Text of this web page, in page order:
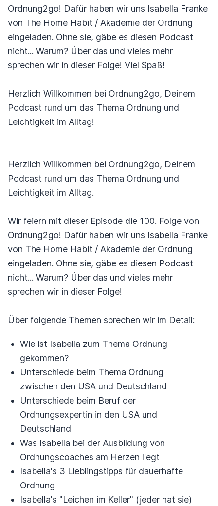
Ordnung2go! Dafür haben wir uns Isabella Franke
von The Home Habit / Akademie der Ordnung
eingeladen. Ohne sie, gäbe es diesen Podcast
nicht... Warum? Über das und vieles mehr
sprechen wir in dieser Folge! Viel Spaß!
Herzlich Willkommen bei Ordnung2go, Deinem
Podcast rund um das Thema Ordnung und
Leichtigkeit im Alltag!
Herzlich Willkommen bei Ordnung2go, Deinem
Podcast rund um das Thema Ordnung und
Leichtigkeit im Alltag.
Wir feiern mit dieser Episode die 100. Folge von
Ordnung2go! Dafür haben wir uns Isabella Franke
von The Home Habit / Akademie der Ordnung
eingeladen. Ohne sie, gäbe es diesen Podcast
nicht... Warum? Über das und vieles mehr
sprechen wir in dieser Folge!
Über folgende Themen sprechen wir im Detail:
Wie ist Isabella zum Thema Ordnung
gekommen?
Unterschiede beim Thema Ordnung
zwischen den USA und Deutschland
Unterschiede beim Beruf der
Ordnungsexpertin in den USA und
Deutschland
Was Isabella bei der Ausbildung von
Ordnungscoaches am Herzen liegt
Isabella's 3 Lieblingstipps für dauerhafte
Ordnung
Isabella's "Leichen im Keller" (jeder hat sie)